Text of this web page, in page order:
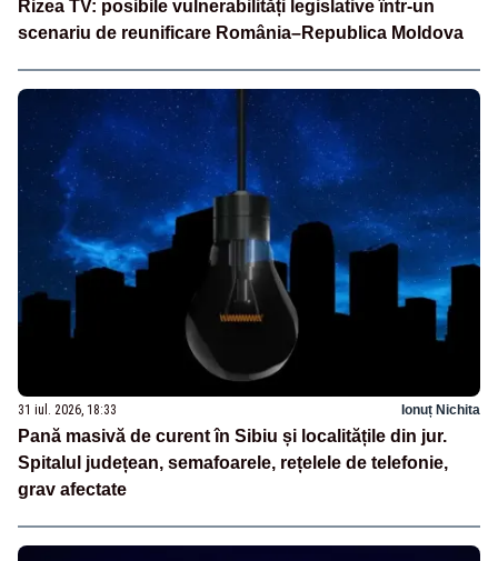
Rizea TV: posibile vulnerabilități legislative într-un
scenariu de reunificare România–Republica Moldova
31 iul. 2026, 18:33 Ionuț Nichita
Pană masivă de curent în Sibiu și localitățile din jur.
Spitalul județean, semafoarele, rețelele de telefonie,
grav afectate